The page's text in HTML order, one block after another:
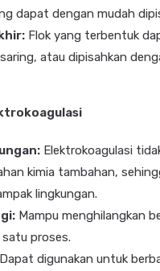
dapat dengan mudah
Flok yang terbentuk
atau dipisahkan
Elektrokoagulasi
kimia tambahan,
lingkungan.
Mampu menghilangkan
proses.
Dapat digunakan untuk